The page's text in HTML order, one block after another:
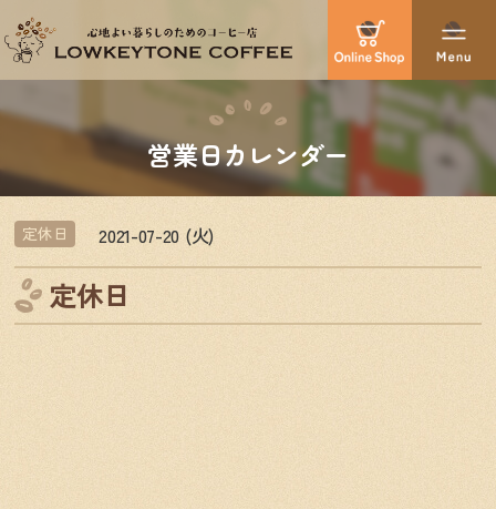
営業日カレンダー
定休日 2021-07-20 (火)
定休日